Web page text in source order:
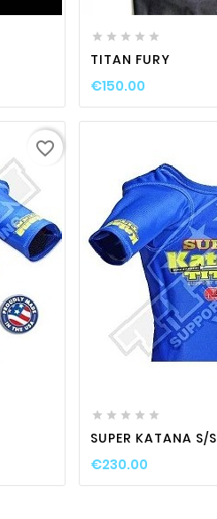
    
TITAN FURY
€150.00
favorite_border
    
SUPER KATANA S/S
€230.00